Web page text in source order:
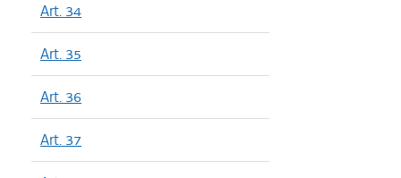
Art. 34
Art. 35
Art. 36
Art. 37